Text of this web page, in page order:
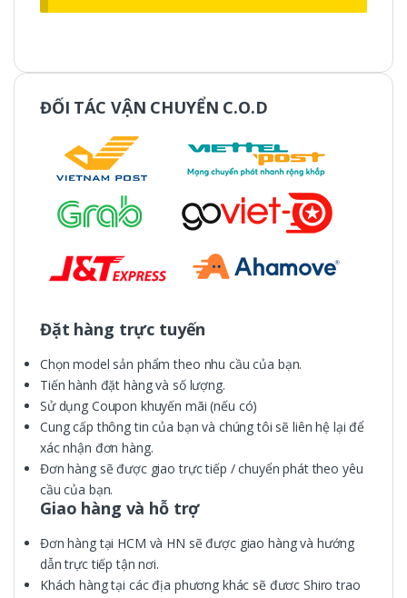
ĐỐI TÁC VẬN CHUYỂN C.O.D
Đặt hàng trực tuyến
Chọn model sản phẩm theo nhu cầu của bạn.
Tiến hành đặt hàng và số lượng.
Sử dụng Coupon khuyến mãi (nếu có)
Cung cấp thông tin của bạn và chúng tôi sẽ liên hệ lại để
xác nhận đơn hàng.
Đơn hàng sẽ được giao trực tiếp / chuyển phát theo yêu
cầu của bạn.
Giao hàng và hỗ trợ
Đơn hàng tại HCM và HN sẽ được giao hàng và hướng
dẫn trực tiếp tận nơi.
Khách hàng tại các địa phương khác sẽ đươc Shiro trao